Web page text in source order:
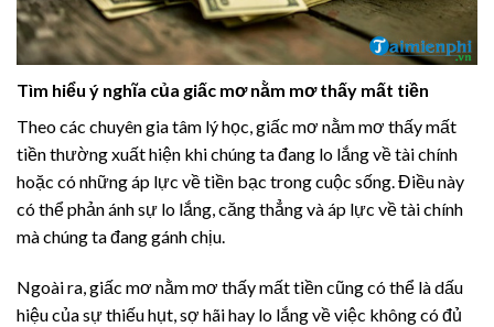
Tìm hiểu ý nghĩa của giấc mơ nằm mơ thấy mất tiền
Theo các chuyên gia tâm lý học, giấc mơ nằm mơ thấy mất
tiền thường xuất hiện khi chúng ta đang lo lắng về tài chính
hoặc có những áp lực về tiền bạc trong cuộc sống. Điều này
có thể phản ánh sự lo lắng, căng thẳng và áp lực về tài chính
mà chúng ta đang gánh chịu.
Ngoài ra, giấc mơ nằm mơ thấy mất tiền cũng có thể là dấu
hiệu của sự thiếu hụt, sợ hãi hay lo lắng về việc không có đủ